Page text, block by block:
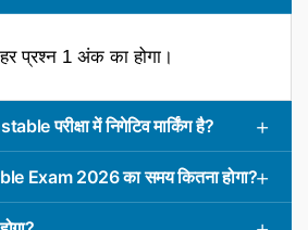
प्रश्न 1 अंक का होगा।
परीक्षा में निगेटिव मार्किंग है?
Exam 2026 का समय कितना होगा?